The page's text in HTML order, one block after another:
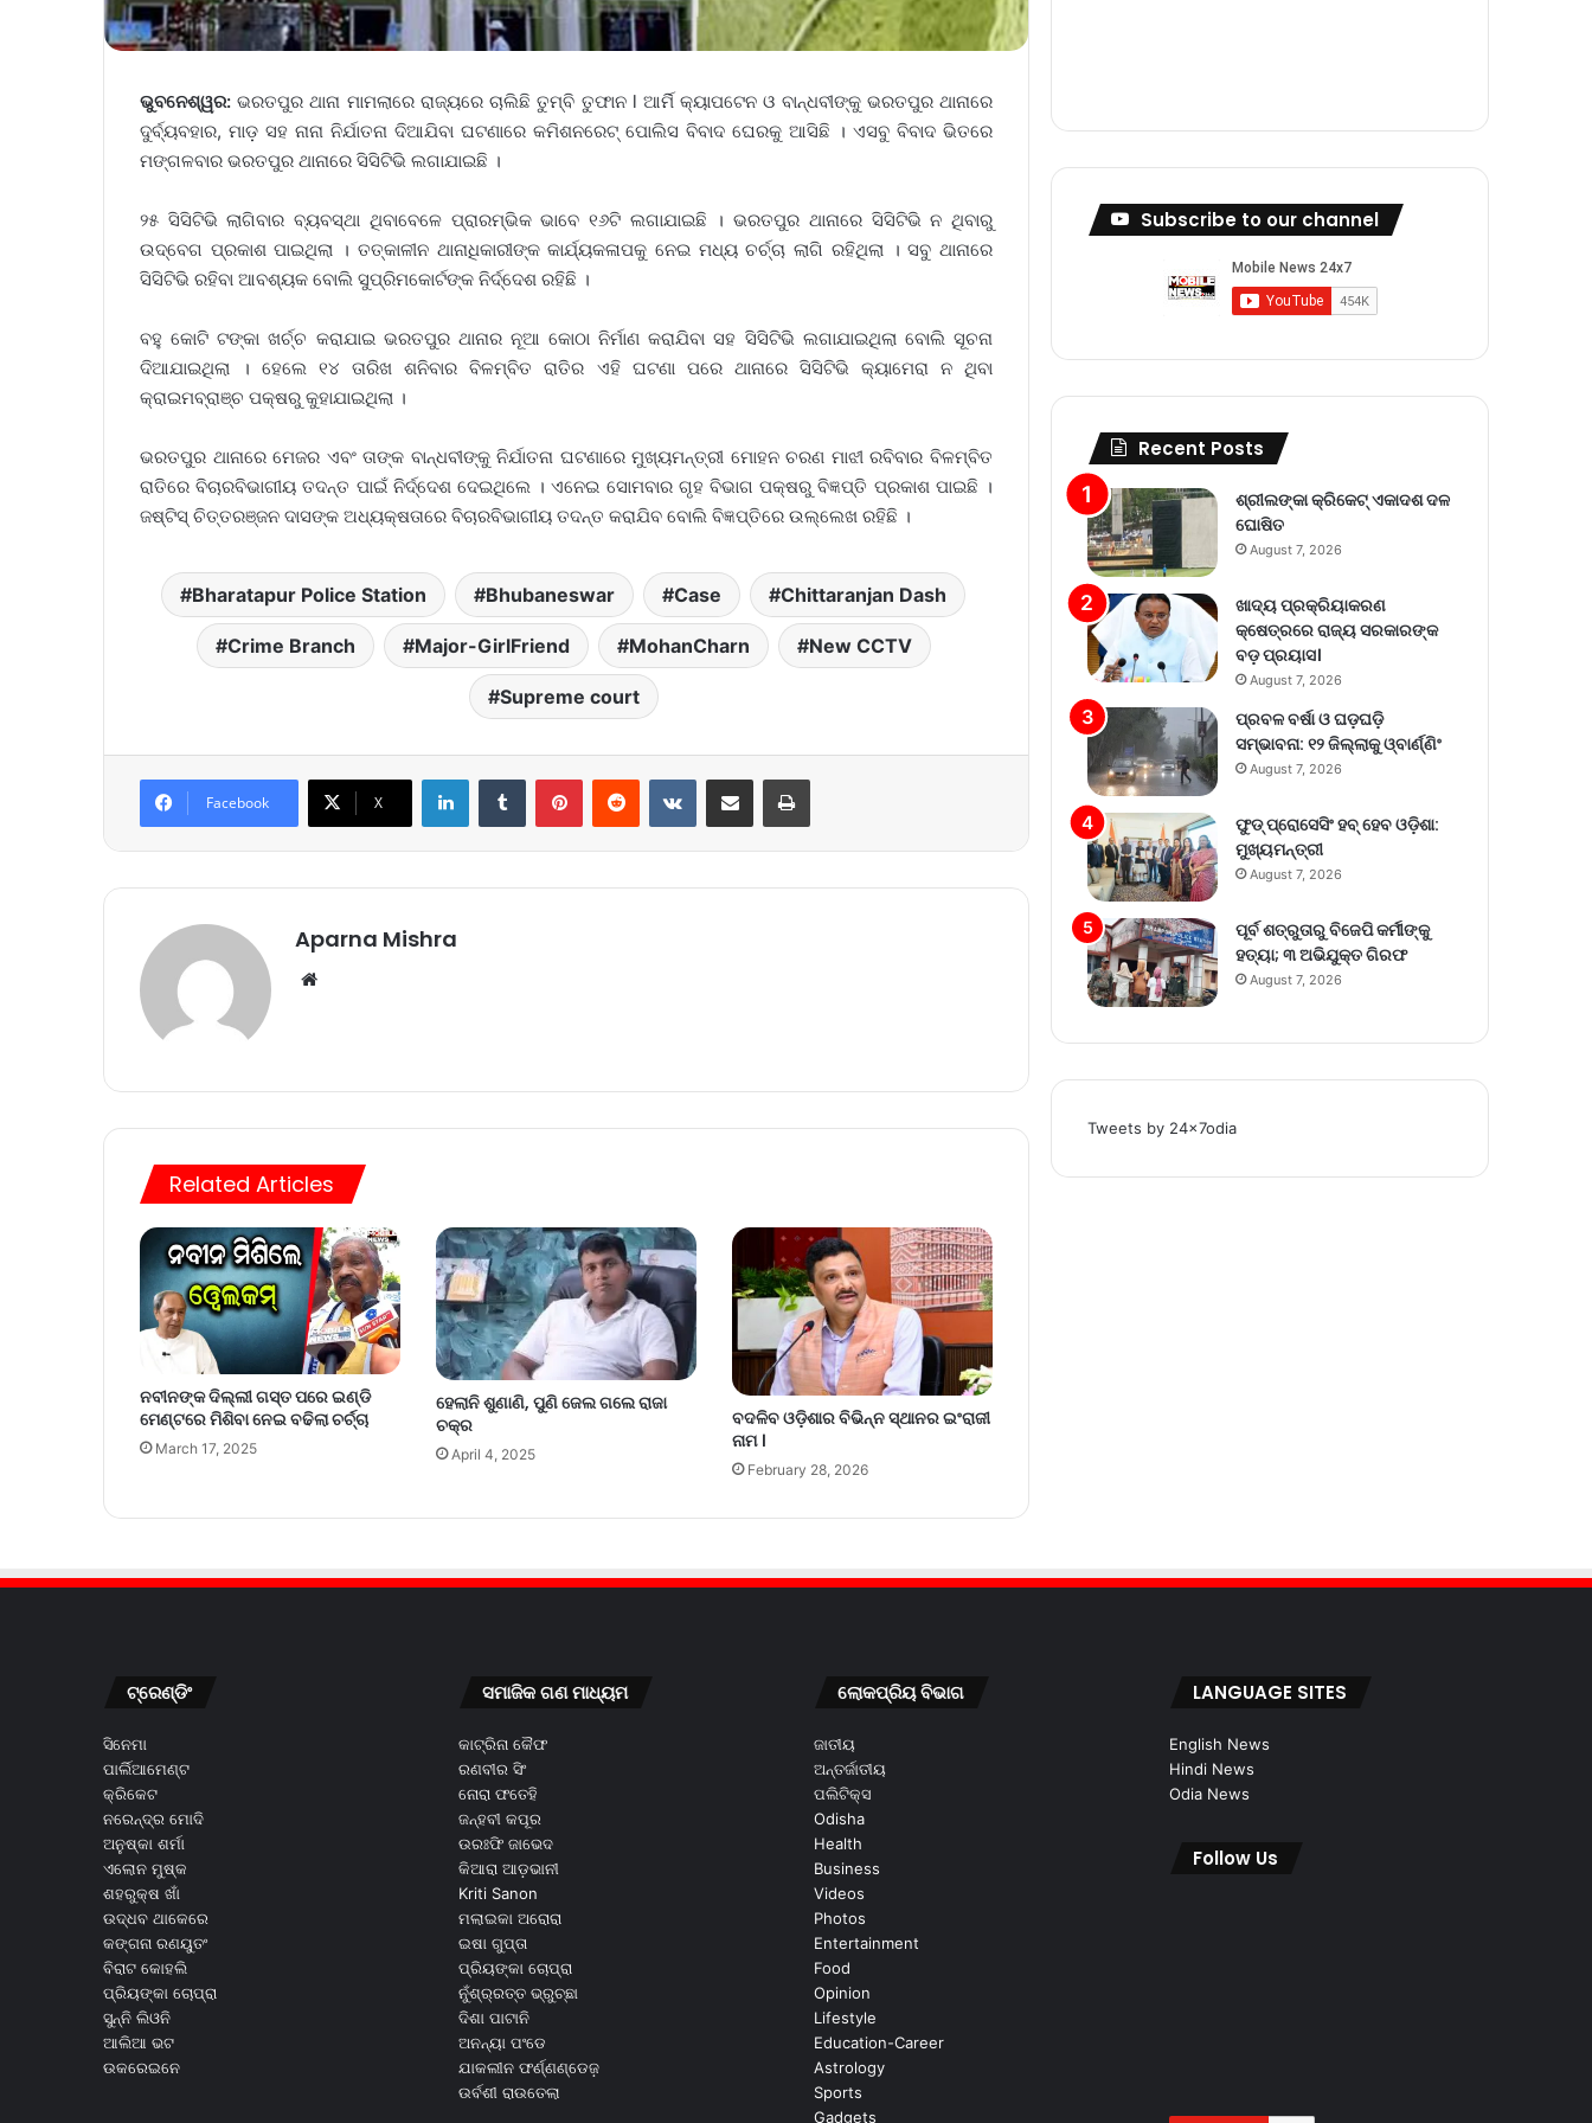
ଭୁବନେଶ୍ୱର: ଭରତପୁର ଥାନା ମାମଲାରେ ରାଜ୍ୟରେ ଚାଲିଛି ତୁମ୍ବି ତୁଫାନ l ଆର୍ମି କ୍ୟାପଟେନ ଓ ବାନ୍ଧବୀଙ୍କୁ ଭରତପୁର ଥାନାରେ
ଦୁର୍ବ୍ୟବହାର, ମାଡ଼ ସହ ନାନା ନିର୍ଯାତନା ଦିଆଯିବା ଘଟଣାରେ କମିଶନରେଟ୍‌ ପୋଲିସ ବିବାଦ ଘେରକୁ ଆସିଛି । ଏସବୁ ବିବାଦ ଭିତରେ
ମଙ୍ଗଳବାର ଭରତପୁର ଥାନାରେ ସିସିଟିଭି ଲଗାଯାଇଛି ।
୨୫ ସିସିଟିଭି ଲାଗିବାର ବ୍ୟବସ୍ଥା ଥିବାବେଳେ ପ୍ରାରମ୍ଭିକ ଭାବେ ୧୬ଟି ଲଗାଯାଇଛି । ଭରତପୁର ଥାନାରେ ସିସିଟିଭି ନ ଥିବାରୁ
ଉଦ୍‌ବେଗ ପ୍ରକାଶ ପାଇଥିଲା । ତତ୍କାଳୀନ ଥାନାଧିକାରୀଙ୍କ କାର୍ଯ୍ୟକଳାପକୁ ନେଇ ମଧ୍ୟ ଚର୍ଚ୍ଚା ଲାଗି ରହିଥିଲା । ସବୁ ଥାନାରେ
ସିସିଟିଭି ରହିବା ଆବଶ୍ୟକ ବୋଲି ସୁପ୍ରିମକୋର୍ଟଙ୍କ ନିର୍ଦ୍ଦେଶ ରହିଛି ।
ବହୁ କୋଟି ଟଙ୍କା ଖର୍ଚ୍ଚ କରାଯାଇ ଭରତପୁର ଥାନାର ନୂଆ କୋଠା ନିର୍ମାଣ କରାଯିବା ସହ ସିସିଟିଭି ଲଗାଯାଇଥିଲା ବୋଲି ସୂଚନା
ଦିଆଯାଇଥିଲା । ହେଲେ ୧୪ ତାରିଖ ଶନିବାର ବିଳମ୍ବିତ ରାତିର ଏହି ଘଟଣା ପରେ ଥାନାରେ ସିସିଟିଭି କ୍ୟାମେରା ନ ଥିବା
କ୍ରାଇମବ୍ରାଞ୍ଚ ପକ୍ଷରୁ କୁହାଯାଇଥିଲା ।
ଭରତପୁର ଥାନାରେ ମେଜର ଏବଂ ତାଙ୍କ ବାନ୍ଧବୀଙ୍କୁ ନିର୍ଯାତନା ଘଟଣାରେ ମୁଖ୍ୟମନ୍ତ୍ରୀ ମୋହନ ଚରଣ ମାଝୀ ରବିବାର ବିଳମ୍ବିତ
ରାତିରେ ବିଚାରବିଭାଗୀୟ ତଦନ୍ତ ପାଇଁ ନିର୍ଦ୍ଦେଶ ଦେଇଥିଲେ । ଏନେଇ ସୋମବାର ଗୃହ ବିଭାଗ ପକ୍ଷରୁ ବିଜ୍ଞପ୍ତି ପ୍ରକାଶ ପାଇଛି ।
ଜଷ୍ଟିସ୍‌ ଚିତ୍ତରଞ୍ଜନ ଦାସଙ୍କ ଅଧ୍ୟକ୍ଷତାରେ ବିଚାରବିଭାଗୀୟ ତଦନ୍ତ କରାଯିବ ବୋଲି ବିଜ୍ଞପ୍ତିରେ ଉଲ୍ଲେଖ ରହିଛି ।
Bharatapur Police Station Bhubaneswar Case Chittaranjan Dash
Crime Branch Major-GirlFriend MohanCharn New CCTV
Supreme court
Facebook X
Aparna Mishra
Related Articles
ନବୀନଙ୍କ ଦିଲ୍ଲୀ ଗସ୍ତ ପରେ ଇଣ୍ଡି
ମେଣ୍ଟରେ ମିଶିବା ନେଇ ବଢିଲା ଚର୍ଚ୍ଚା
March 17, 2025
ହେଲାନି ଶୁଣାଣି, ପୁଣି ଜେଲ ଗଲେ ରାଜା
ଚକ୍ର
April 4, 2025
ବଦଳିବ ଓଡ଼ିଶାର ବିଭିନ୍ନ ସ୍ଥାନର ଇଂରାଜୀ
ନାମ ।
February 28, 2026
Subscribe to our channel
Recent Posts
ଶ୍ରୀଲଙ୍କା କ୍ରିକେଟ୍‌ ଏକାଦଶ ଦଳ
ଘୋଷିତ
August 7, 2026
ଖାଦ୍ୟ ପ୍ରକ୍ରିୟାକରଣ
କ୍ଷେତ୍ରରେ ରାଜ୍ୟ ସରକାରଙ୍କ
ବଡ଼ ପ୍ରୟାସ।
August 7, 2026
ପ୍ରବଳ ବର୍ଷା ଓ ଘଡ଼ଘଡ଼ି
ସମ୍ଭାବନା: ୧୨ ଜିଲ୍ଲାକୁ ଓ୍ବାର୍ଣ୍ଣିଂ
August 7, 2026
ଫୁଡ୍ ପ୍ରୋସେସିଂ ହବ୍ ହେବ ଓଡ଼ିଶା:
ମୁଖ୍ୟମନ୍ତ୍ରୀ
August 7, 2026
ପୂର୍ବ ଶତ୍ରୁତାରୁ ବିଜେପି କର୍ମୀଙ୍କୁ
ହତ୍ୟା; ୩ ଅଭିଯୁକ୍ତ ଗିରଫ
August 7, 2026
Tweets by 24x7odia
ଟ୍ରେଣ୍ଡିଂ
ସିନେମା
ପାର୍ଲିଆମେଣ୍ଟ
କ୍ରିକେଟ
ନରେନ୍ଦ୍ର ମୋଦି
ଅନୁଷ୍କା ଶର୍ମା
ଏଲୋନ ମୁଷ୍କ
ଶହରୁକ୍ଷ ଖାଁ
ଉଦ୍ଧବ ଥାକେରେ
କଙ୍ଗନା ରଣୟୁତଂ
ବିରାଟ କୋହଲି
ପ୍ରିୟଙ୍କା ଚୋପ୍ରା
ସୁନ୍ନି ଲିଓନି
ଆଲିଆ ଭଟ
ଉକରେଇନେ
ସମାଜିକ ଗଣ ମାଧ୍ୟମ
କାଟ୍ରିନା କୈଫ
ରଣବୀର ସିଂ
ନୋରା ଫତେହି
ଜନ୍ହବୀ କପୂର
ଉରଃଫି ଜାଭେଦ
କିଆରା ଆଡ଼ଭାନୀ
Kriti Sanon
ମଲାଇକା ଅରୋରା
ଇଷା ଗୁପ୍ତା
ପ୍ରିୟଙ୍କା ଚୋପ୍ରା
ନୁଁଶ୍ର୍ରତ୍ତ ଭ୍ରୁଚ୍ଛା
ଦିଶା ପାଟାନି
ଅନନ୍ୟା ପଂଡେ
ଯାକଲୀନ ଫର୍ଣ୍ଣଣ୍ଡେଜ଼
ଉର୍ବଶୀ ରାଉତେଲା
ଲୋକପ୍ରିୟ ବିଭାଗ
ଜାତୀୟ
ଅନ୍ତର୍ଜାତୀୟ
ପଲିଟିକ୍ସ
Odisha
Health
Business
Videos
Photos
Entertainment
Food
Opinion
Lifestyle
Education-Career
Astrology
Sports
Gadgets
LANGUAGE SITES
English News
Hindi News
Odia News
Follow Us